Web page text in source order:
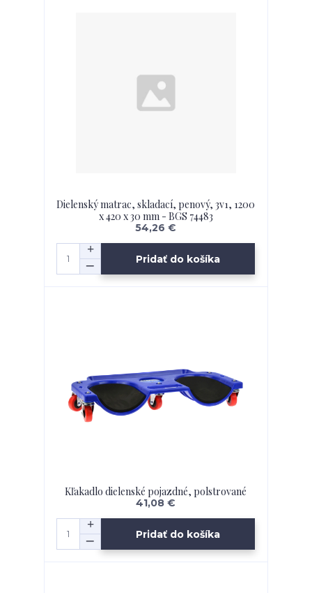
Dielenský matrac, skladací, penový, 3v1, 1200
x 420 x 30 mm - BGS 74483
54,26 €
Pridať do košíka
Kľakadlo dielenské pojazdné, polstrované
41,08 €
Pridať do košíka